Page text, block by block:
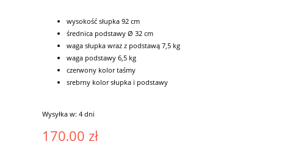
wysokość słupka 92 cm
średnica podstawy Ø 32 cm
waga słupka wraz z podstawą 7,5 kg
waga podstawy 6,5 kg
czerwony kolor taśmy
srebrny kolor słupka i podstawy
Wysyłka w: 4 dni
170,00 zł